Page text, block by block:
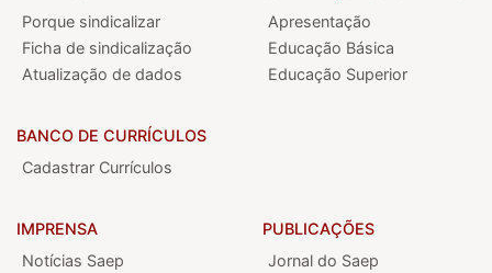
Porque sindicalizar
Ficha de sindicalização
Atualização de dados
BANCO DE CURRÍCULOS
Cadastrar Currículos
Apresentação
Educação Básica
Educação Superior
IMPRENSA
Notícias Saep
PUBLICAÇÕES
Jornal do Saep